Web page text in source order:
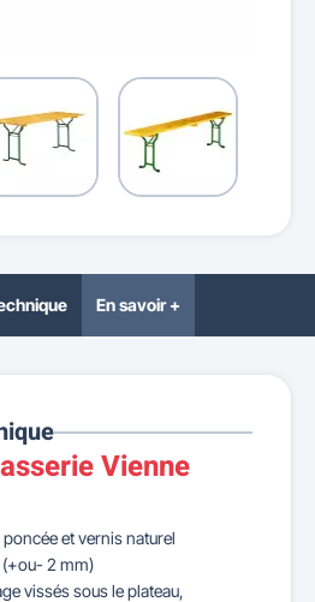
En savoir +
Vienne
et vernis naturel
2 mm)
vissés sous le plateau,